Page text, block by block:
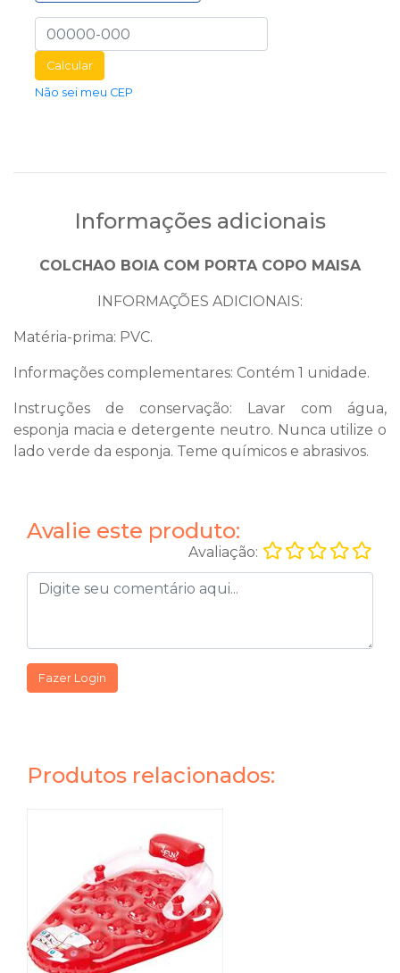
Calcular
Não sei meu CEP
Informações adicionais
COLCHAO BOIA COM PORTA COPO MAISA
INFORMAÇÕES ADICIONAIS:
Matéria-prima: PVC.
Informações complementares: Contém 1 unidade.
Instruções de conservação: Lavar com água,
esponja macia e detergente neutro. Nunca utilize o
lado verde da esponja. Teme químicos e abrasivos.
Avalie este produto:
Avaliação:
Fazer Login
Produtos relacionados: